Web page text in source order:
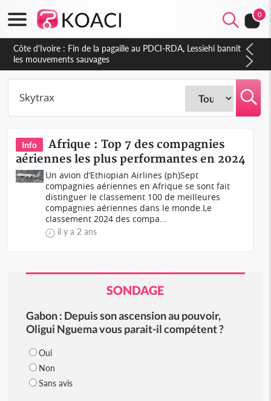
0
Côte d'Ivoire : Fin de la pagaille au PDCI-RDA, Lessiehi bannit
les mouvements sauvages
Info
Afrique : Top 7 des compagnies
aériennes les plus performantes en 2024
Un avion d’Ethiopian Airlines (ph)Sept
compagnies aériennes en Afrique se sont fait
distinguer le classement 100 de meilleures
compagnies aériennes dans le monde.Le
classement 2024 des compa...
il y a 2 ans
SONDAGE
Gabon : Depuis son ascension au pouvoir,
Oligui Nguema vous parait-il compétent ?
Oui
Non
Sans avis